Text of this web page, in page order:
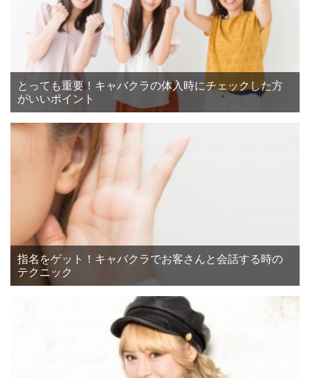
とっても重要！キャバクラの体入時にチェックした方
がいいポイント
指名をゲット！キャバクラでお客さんと会話する時の
テクニック